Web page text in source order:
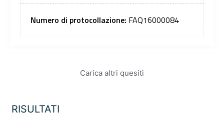
Numero di protocollazione: FAQ16000084
Carica altri quesiti
RISULTATI